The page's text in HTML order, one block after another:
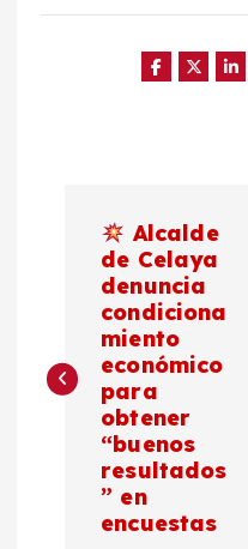
e
Alcalde
de Celaya
denuncia
condiciona
miento
económico
para
obtener
“buenos
resultados
” en
encuestas